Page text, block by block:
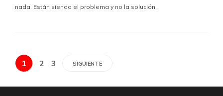
nada. Están siendo el problema y no la solución.
1 2 3 SIGUIENTE